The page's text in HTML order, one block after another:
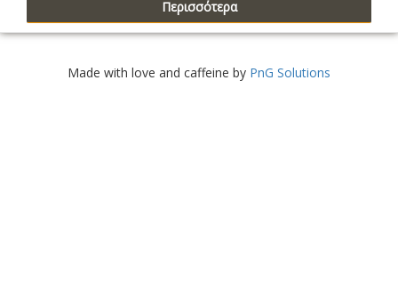
Περισσότερα
Made with love and caffeine by PnG Solutions